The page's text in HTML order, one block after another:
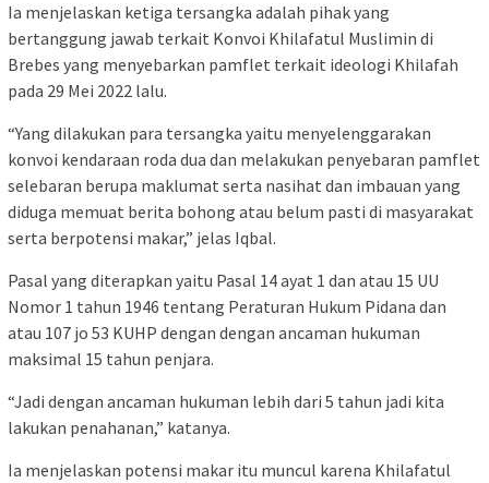
Ia menjelaskan ketiga tersangka adalah pihak yang
bertanggung jawab terkait Konvoi Khilafatul Muslimin di
Brebes yang menyebarkan pamflet terkait ideologi Khilafah
pada 29 Mei 2022 lalu.
“Yang dilakukan para tersangka yaitu menyelenggarakan
konvoi kendaraan roda dua dan melakukan penyebaran pamflet
selebaran berupa maklumat serta nasihat dan imbauan yang
diduga memuat berita bohong atau belum pasti di masyarakat
serta berpotensi makar,” jelas Iqbal.
Pasal yang diterapkan yaitu Pasal 14 ayat 1 dan atau 15 UU
Nomor 1 tahun 1946 tentang Peraturan Hukum Pidana dan
atau 107 jo 53 KUHP dengan dengan ancaman hukuman
maksimal 15 tahun penjara.
“Jadi dengan ancaman hukuman lebih dari 5 tahun jadi kita
lakukan penahanan,” katanya.
Ia menjelaskan potensi makar itu muncul karena Khilafatul